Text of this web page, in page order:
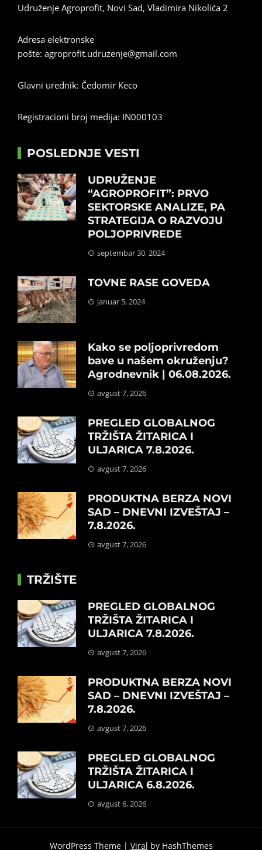
Udruženje Agroprofit, Novi Sad, Vladimira Nikolića 2
Adresa elektronske
pošte: agroprofit.udruzenje@gmail.com
Glavni urednik: Čedomir Keco
Registracioni broj medija: IN000103
POSLEDNJE VESTI
UDRUŽENJE
“AGROPROFIT”: PRVO
SEKTORSKE ANALIZE, PA
STRATEGIJA O RAZVOJU
POLJOPRIVREDE
septembar 30, 2024
TOVNE RASE GOVEDA
januar 5, 2024
Kako se poljoprivredom
bave u našem okruženju?
Agrodnevnik | 06.08.2026.
avgust 7, 2026
PREGLED GLOBALNOG
TRŽIŠTA ŽITARICA I
ULJARICA 7.8.2026.
avgust 7, 2026
PRODUKTNA BERZA NOVI
SAD – DNEVNI IZVEŠTAJ –
7.8.2026.
avgust 7, 2026
TRŽIŠTE
PREGLED GLOBALNOG
TRŽIŠTA ŽITARICA I
ULJARICA 7.8.2026.
avgust 7, 2026
PRODUKTNA BERZA NOVI
SAD – DNEVNI IZVEŠTAJ –
7.8.2026.
avgust 7, 2026
PREGLED GLOBALNOG
TRŽIŠTA ŽITARICA I
ULJARICA 6.8.2026.
avgust 6, 2026
WordPress Theme | Viral by HashThemes